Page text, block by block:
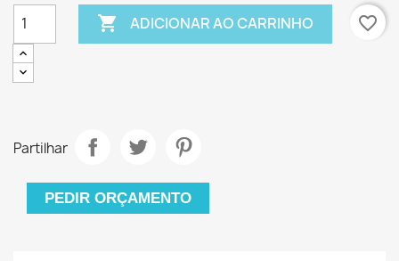
 ADICIONAR AO CARRINHO favorite_border
Partilhar
PEDIR ORÇAMENTO